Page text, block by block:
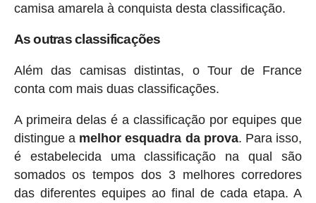
camisa amarela à conquista desta classificação.
As outras classificações
Além das camisas distintas, o Tour de France
conta com mais duas classificações.
A primeira delas é a classificação por equipes que
distingue a melhor esquadra da prova. Para isso,
é estabelecida uma classificação na qual são
somados os tempos dos 3 melhores corredores
das diferentes equipes ao final de cada etapa. A